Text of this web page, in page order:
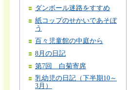
ダンボール迷路をすすめ
紙コップのせかいであそぼ
う
百々児童館の中庭から
8月の日記
第7回 白菊寄席
乳幼児の日記（下半期10～
3月）